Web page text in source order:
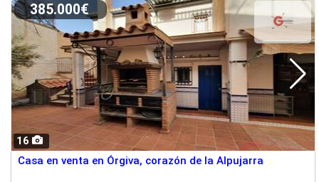
16
385.000€
Casa en venta en Órgiva, corazón de la Alpujarra